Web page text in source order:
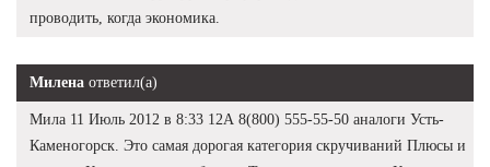
проводить, когда экономика.
Милена ответил(а)
Мила 11 Июль 2012 в 8:33 12А 8(800) 555-55-50 аналоги Усть-
Каменогорск. Это самая дорогая категория скручиваний Плюсы и